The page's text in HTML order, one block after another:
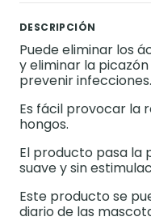
DESCRIPCIÓN
Puede eliminar los
y eliminar la
prevenir infecciones.
Es fácil provocar la
hongos.
El producto pasa la
suave y sin
Este producto se
diario de las